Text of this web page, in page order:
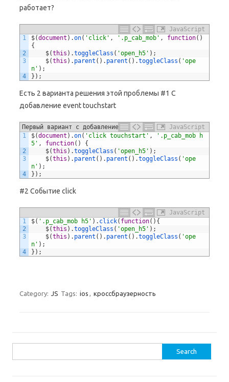
работает?
JavaScript
1
2
3
4
$(document ) .on( 'click' , '.p_cab_mob' , function( )
{
$(this ) .toggleClass ( 'open_h5' ) ;
$(this ) . parent ( ) . parent ( ) .toggleClass ( 'ope
n' ) ;
} ) ;
Есть 2 варианта решения этой проблемы #1 С
добавление event touchstart
Первый вариант с добавление touchstart
JavaScript
1
2
3
4
$(document ) .on( 'click touchstart' ,
'.p_cab_mob h
5' , function( )
{
$(this ) .toggleClass ( 'open_h5' ) ;
$(this ) . parent ( ) . parent ( ) .toggleClass ( 'ope
n' ) ;
} ) ;
#2 Событие click
JavaScript
1
2
3
4
$( '.p_cab_mob h5' ) . click( function( ) {
$(this ) .toggleClass ( 'open_h5' ) ;
$(this ) . parent ( ) . parent ( ) .toggleClass ( 'ope
n' ) ;
} ) ;
Category: JS Tags: ios , кроссбраузерность
for: